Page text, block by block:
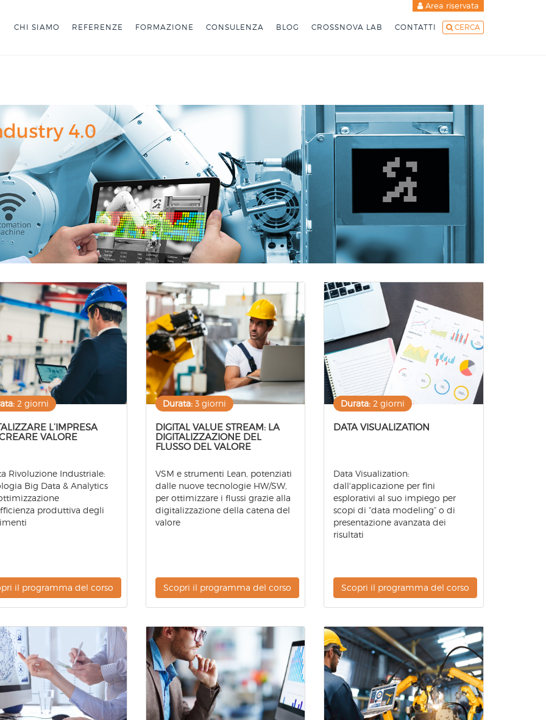
Area riservata
CHI SIAMO REFERENZE FORMAZIONE CONSULENZA BLOG CROSSNOVA LAB CONTATTI CERCA
2 giorni
L’IMPRESA
VALORE
Rivoluzione Industriale:
Big Data & Analytics
produttiva degli
il programma del corso
Durata:3 giorni
DIGITAL VALUE STREAM: LA
DIGITALIZZAZIONE DEL
FLUSSO DEL VALORE
VSM e strumenti Lean, potenziati
dalle nuove tecnologie HW/SW,
per ottimizzare i flussi grazie alla
digitalizzazione della catena del
valore
Scopri il programma del corso
Durata: 2 giorni
DATA VISUALIZATION
Data Visualization:
dall'applicazione per fini
esplorativi al suo impiego per
scopi di “data modeling” o di
presentazione avanzata dei
risultati
Scopri il programma del corso